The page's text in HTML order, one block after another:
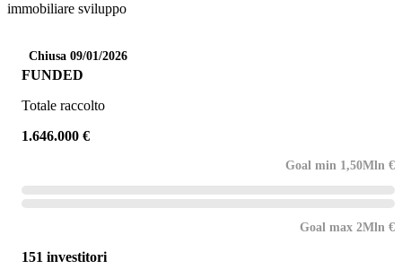
immobiliare sviluppo
Chiusa 09/01/2026
FUNDED
Totale raccolto
1.646.000 €
Goal min 1,50Mln €
Goal max 2Mln €
151 investitori